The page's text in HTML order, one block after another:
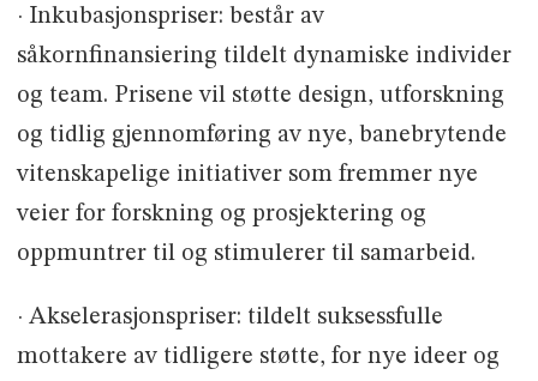
· Inkubasjonspriser: består av
såkornfinansiering tildelt dynamiske individer
og team. Prisene vil støtte design, utforskning
og tidlig gjennomføring av nye, banebrytende
vitenskapelige initiativer som fremmer nye
veier for forskning og prosjektering og
oppmuntrer til og stimulerer til samarbeid.
· Akselerasjonspriser: tildelt suksessfulle
mottakere av tidligere støtte, for nye ideer og